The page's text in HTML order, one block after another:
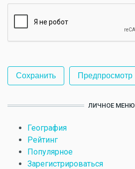
ЛИЧНОЕ МЕНЮ
География
Рейтинг
Популярное
Зарегистрироваться